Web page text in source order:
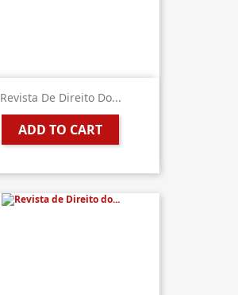
Revista De Direito Do...
ADD TO CART